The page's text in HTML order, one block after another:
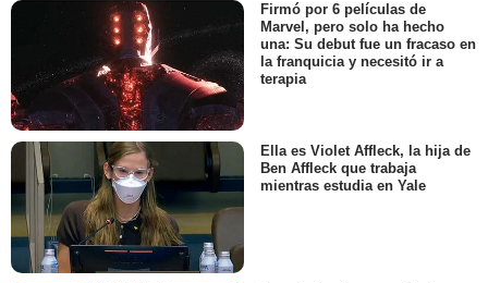
Firmó por 6 películas de
Marvel, pero solo ha hecho
una: Su debut fue un fracaso en
la franquicia y necesitó ir a
terapia
Ella es Violet Affleck, la hija de
Ben Affleck que trabaja
mientras estudia en Yale